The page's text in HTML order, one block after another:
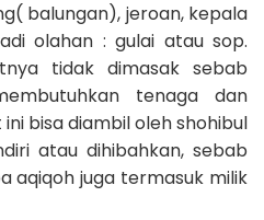
balungan), jeroan, kepala
olahan : gulai atau sop.
tidak dimasak sebab
tenaga dan
bisa diambil oleh shohibul
atau dihibahkan, sebab
aqiqoh juga termasuk milik